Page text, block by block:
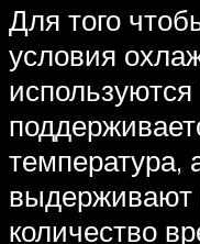
Для того
условия
температура,
выдерживают
количество